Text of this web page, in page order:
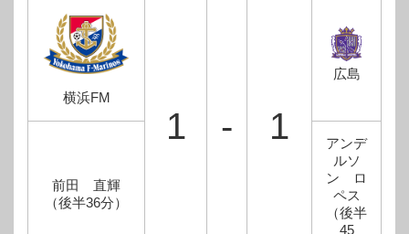
横浜FM
1 - 1
広島
前田 直輝
（後半36分）
アンデ
ルソ
ン ロ
ペス
（後半
45